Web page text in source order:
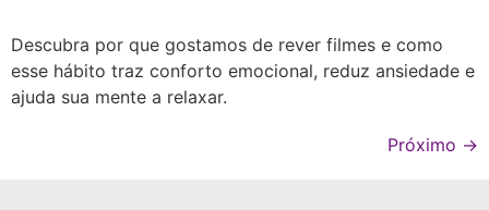
Descubra por que gostamos de rever filmes e como
esse hábito traz conforto emocional, reduz ansiedade e
ajuda sua mente a relaxar.
Próximo →